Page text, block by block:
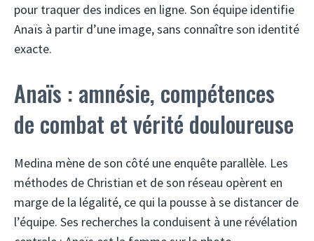
pour traquer des indices en ligne. Son équipe identifie
Anaïs à partir d’une image, sans connaître son identité
exacte.
Anaïs : amnésie, compétences
de combat et vérité douloureuse
Medina mène de son côté une enquête parallèle. Les
méthodes de Christian et de son réseau opèrent en
marge de la légalité, ce qui la pousse à se distancer de
l’équipe. Ses recherches la conduisent à une révélation